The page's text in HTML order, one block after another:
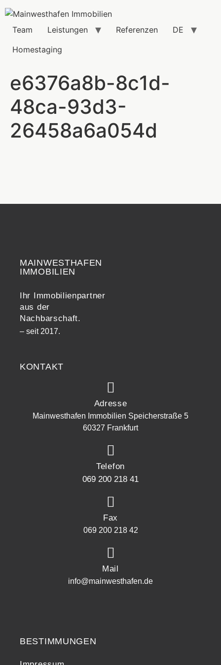
Team Leistungen Referenzen
DE
Homestaging
e6376a8b-8c1d-
48ca-93d3-
26458a6a054d
MAINWESTHAFEN
IMMOBILIEN
Ihr Immobilienpartner
aus der
Nachbarschaft.
– seit 2017.
KONTAKT
Adresse
Mainwesthafen Immobilien Speicherstraße 5
60327 Frankfurt
Telefon
069 200 218 41
Fax
069 200 218 42
Mail
info@mainwesthafen.de
BESTIMMUNGEN